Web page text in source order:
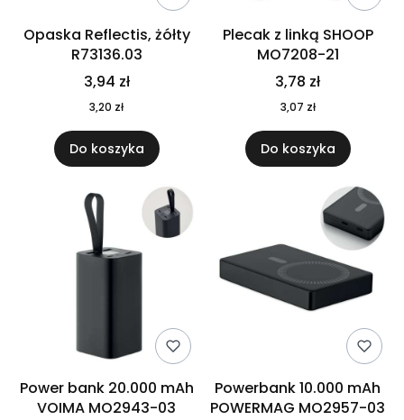
Opaska Reflectis, żółty
R73136.03
3,94 zł
3,20 zł
Do koszyka
Plecak z linką SHOOP
MO7208-21
3,78 zł
3,07 zł
Do koszyka
Power bank 20.000 mAh
VOIMA MO2943-03
Powerbank 10.000 mAh
POWERMAG MO2957-03